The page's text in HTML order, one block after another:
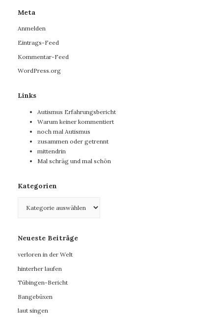
Meta
Anmelden
Eintrags-Feed
Kommentar-Feed
WordPress.org
Links
Autismus Erfahrungsbericht
Warum keiner kommentiert
noch mal Autismus
zusammen oder getrennt
mittendrin
Mal schräg und mal schön
Kategorien
Neueste Beiträge
verloren in der Welt
hinterher laufen
Tübingen-Bericht
Bangebüxen
laut singen